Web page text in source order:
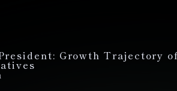
Growth Trajectory